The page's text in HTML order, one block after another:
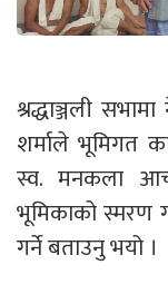
श्रद्धाञ्जली
शर्माले भूमिगत
स्व. मनकला
भूमिकाको स्मरण
गर्ने बताउनु भयो ।